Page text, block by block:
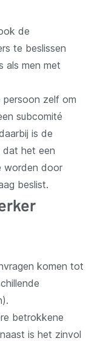
de
te beslissen
als men met
zelf om
subcomité
is de
dat het een
worden door
beslist.
komen tot
betrokkene
is het zinvol